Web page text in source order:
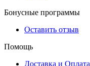
Бонусные программы
Оставить отзыв
Помощь
Доставка и Оплата